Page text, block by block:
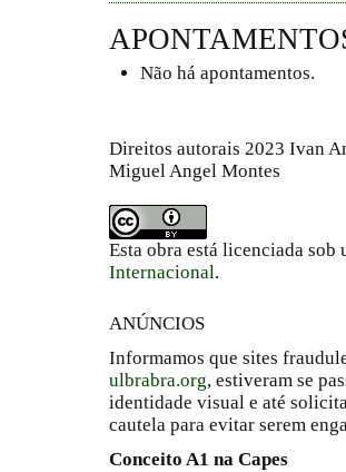
Não há apontamentos.
Direitos autorais 2023 Ivan
Miguel Angel Montes
Esta obra está licenciada sob
Internacional.
ANÚNCIOS
Informamos que sites
ulbrabra.org, estiveram se
identidade visual e até
cautela para evitar serem
Conceito A1 na Capes